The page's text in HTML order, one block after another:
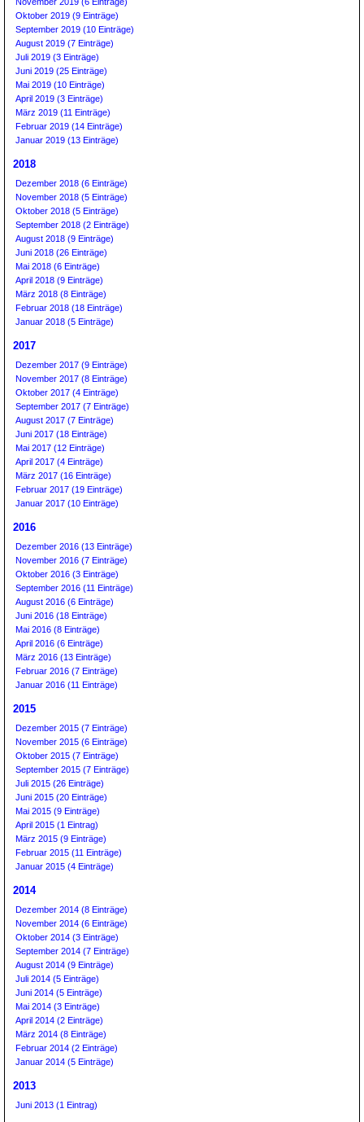
Oktober 2019 (9 Einträge)
September 2019 (10 Einträge)
August 2019 (7 Einträge)
Juli 2019 (3 Einträge)
Juni 2019 (25 Einträge)
Mai 2019 (10 Einträge)
April 2019 (3 Einträge)
März 2019 (11 Einträge)
Februar 2019 (14 Einträge)
Januar 2019 (13 Einträge)
2018
Dezember 2018 (6 Einträge)
November 2018 (5 Einträge)
Oktober 2018 (5 Einträge)
September 2018 (2 Einträge)
August 2018 (9 Einträge)
Juni 2018 (26 Einträge)
Mai 2018 (6 Einträge)
April 2018 (9 Einträge)
März 2018 (8 Einträge)
Februar 2018 (18 Einträge)
Januar 2018 (5 Einträge)
2017
Dezember 2017 (9 Einträge)
November 2017 (8 Einträge)
Oktober 2017 (4 Einträge)
September 2017 (7 Einträge)
August 2017 (7 Einträge)
Juni 2017 (18 Einträge)
Mai 2017 (12 Einträge)
April 2017 (4 Einträge)
März 2017 (16 Einträge)
Februar 2017 (19 Einträge)
Januar 2017 (10 Einträge)
2016
Dezember 2016 (13 Einträge)
November 2016 (7 Einträge)
Oktober 2016 (3 Einträge)
September 2016 (11 Einträge)
August 2016 (6 Einträge)
Juni 2016 (18 Einträge)
Mai 2016 (8 Einträge)
April 2016 (6 Einträge)
März 2016 (13 Einträge)
Februar 2016 (7 Einträge)
Januar 2016 (11 Einträge)
2015
Dezember 2015 (7 Einträge)
November 2015 (6 Einträge)
Oktober 2015 (7 Einträge)
September 2015 (7 Einträge)
Juli 2015 (26 Einträge)
Juni 2015 (20 Einträge)
Mai 2015 (9 Einträge)
April 2015 (1 Eintrag)
März 2015 (9 Einträge)
Februar 2015 (11 Einträge)
Januar 2015 (4 Einträge)
2014
Dezember 2014 (8 Einträge)
November 2014 (6 Einträge)
Oktober 2014 (3 Einträge)
September 2014 (7 Einträge)
August 2014 (9 Einträge)
Juli 2014 (5 Einträge)
Juni 2014 (5 Einträge)
Mai 2014 (3 Einträge)
April 2014 (2 Einträge)
März 2014 (8 Einträge)
Februar 2014 (2 Einträge)
Januar 2014 (5 Einträge)
2013
Juni 2013 (1 Eintrag)